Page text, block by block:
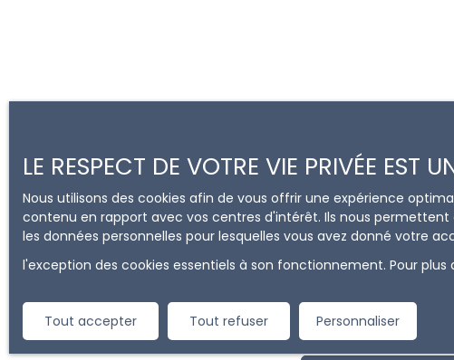
Ne manquez plus
LE RESPECT DE VOTRE VIE PRIVÉE EST
Nous utilisons des cookies afin de vous offrir une expérience
contenu en rapport avec vos centres d'intérêt. Ils nous
les données personnelles pour lesquelles vous avez donné votre
l'exception des cookies essentiels à son fonctionnement. Pour
Tout accepter Tout refuser Personnaliser